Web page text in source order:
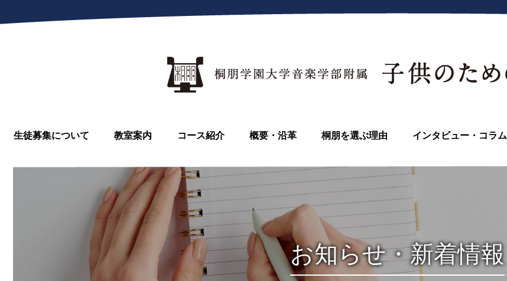
生徒募集について 教室案内 コース紹介 概要・沿革 桐朋を選ぶ理由 インタビュー・コラム
お知らせ・新着情報